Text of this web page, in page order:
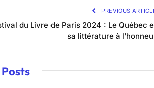
PREVIOUS
du Livre de Paris 2024 : Le Québec
sa littérature à
Posts